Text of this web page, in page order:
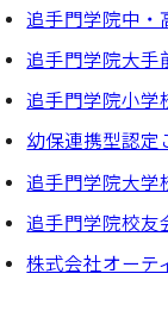
追手門学院中・
追手門学院大手
追手門学院小学
幼保連携型認定
追手門学院大学
追手門学院校友
株式会社オーテ